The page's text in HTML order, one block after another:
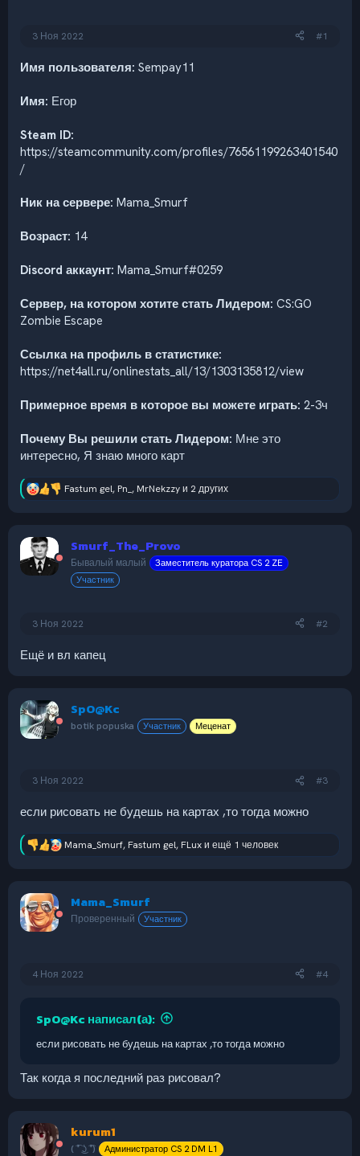
3 Ноя 2022 #1
Имя пользователя: Sempay11
Имя: Егор
Steam ID:
https://steamcommunity.com/profiles/76561199263401540
/
Ник на сервере: Mama_Smurf
Возраст: 14
Discord аккаунт: Mama_Smurf#0259
Сервер, на котором хотите стать Лидером: CS:GO
Zombie Escape
Ссылка на профиль в статистике:
https://net4all.ru/onlinestats_all/13/1303135812/view
Примерное время в которое вы можете играть: 2-3ч
Почему Вы решили стать Лидером: Мне это
интересно, Я знаю много карт
Р
ц
и
и
Fastum gel, Pn_ , MrNekzzyи 2 других
Smurf_The_Provo
Бывалый малый
Заместитель куратора CS 2 ZE
Участник
3 Ноя 2022 #2
Ещё и вл капец
SpO@Kc
botik popuska Участник Меценат
3 Ноя 2022 #3
если рисовать не будешь на картах ,то тогда можно
Р
ц
и
и
Mama_Smurf, Fastum gel, FLuxи ещё 1 человек
Mama_Smurf
Проверенный Участник
4 Ноя 2022 #4
SpO@Kc написал(а):
если рисовать не будешь на картах ,то тогда можно
Так когда я последний раз рисовал?
kurum1
( ͡° ͜ʖ ͡°)
Администратор CS 2 DM L1